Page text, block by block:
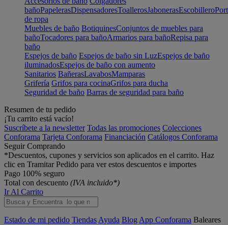
bañoPapelerasDispensadoresToallerosJabonerasEscobillero
de ropa
Muebles de baño BotiquinesConjuntos de muebles para
bañoTocadores para bañoArmarios para bañoRepisa para
baño
Espejos de baño Espejos de baño sin LuzEspejos de baño
iluminadosEspejos de baño con aumento
Sanitarios BañerasLavabosMamparas
Grifería Grifos para cocinaGrifos para ducha
Seguridad de baño Barras de seguridad para baño
Resumen de tu pedido
¡Tu carrito está vacío!
Suscríbete a la newsletter Todas las promociones Colecciones
Conforama Tarjeta Conforama Financiación Catálogos Conforama
Seguir Comprando
*Descuentos, cupones y servicios son aplicados en el carrito. Haz
clic en Tramitar Pedido para ver estos descuentos e importes
Pago 100% seguro
Total con descuento (IVA incluido*)
Ir Al Carrito
Estado de mi pedido Tiendas Ayuda Blog App Conforama Baleares